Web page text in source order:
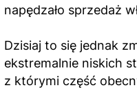
napędzało sprzedaż
Dzisiaj to się jednak
ekstremalnie niskich
z którymi część